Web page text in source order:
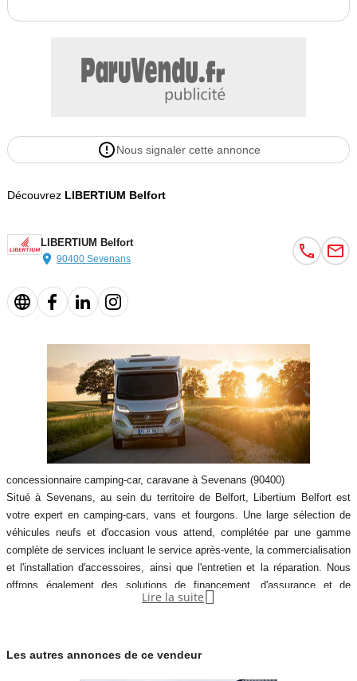
Nous signaler cette annonce
Découvrez LIBERTIUM Belfort
LIBERTIUM Belfort
90400 Sevenans
concessionnaire camping-car, caravane à Sevenans (90400)
Situé à Sevenans, au sein du territoire de Belfort, Libertium Belfort est
votre expert en camping-cars, vans et fourgons. Une large sélection de
véhicules neufs et d'occasion vous attend, complétée par une gamme
complète de services incluant le service après-vente, la commercialisation
et l'installation d'accessoires, ainsi que l'entretien et la réparation. Nous
offrons également des solutions de financement, d'assurance et de
location adaptées à vos besoins. Notre équipe de professionnels dédiés
Lire la suite 
Les autres annonces de ce vendeur